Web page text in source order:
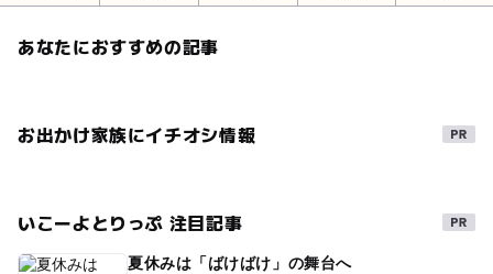
あなたにおすすめの記事
お出かけ家族にイチオシ情報
いこーよとりっぷ 注目記事
夏休みは「ばけばけ」の舞台へ